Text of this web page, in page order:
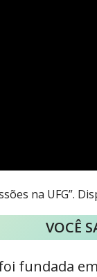
na UFG”.
VOCÊ
fundada